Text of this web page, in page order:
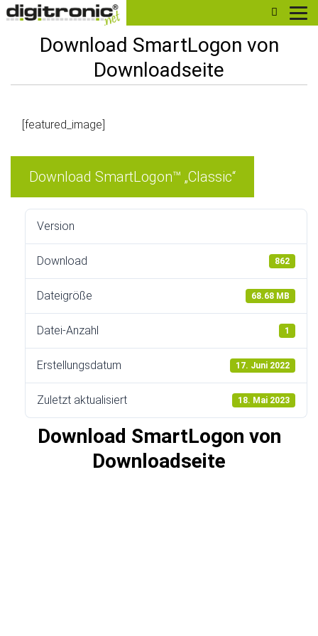
digitronic
Download SmartLogon von
Downloadseite
[featured_image]
Download SmartLogon™ „Classic“
Version
Download 862
Dateigröße 68.68 MB
Datei-Anzahl 1
Erstellungsdatum 17. Juni 2022
Zuletzt aktualisiert 18. Mai 2023
Download SmartLogon von
Downloadseite